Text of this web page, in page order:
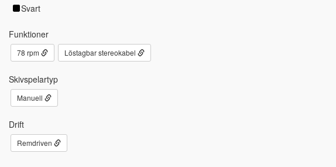
Svart
Funktioner
78 rpm Löstagbar stereokabel
Skivspelartyp
Manuell
Drift
Remdriven